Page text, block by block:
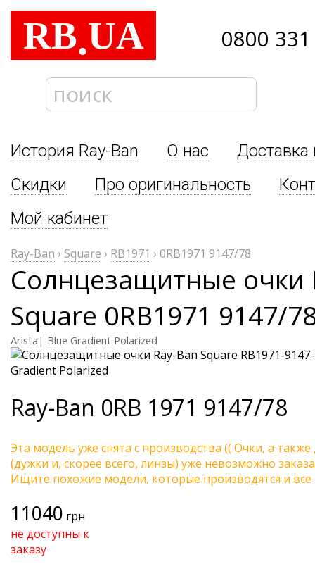
RB.UA 0800
История Ray-Ban О нас
Доставка
Скидки
Про оригинальность
Мой кабинет
Ray-Ban › Square › RB1971 › 0RB1971 9147/78
Солнцезащитные очки
Square 0RB1971 9147/
Arista| Blue Gradient Polarized
Ray-Ban 0RB 1971 9147/78
Эта модель уже снята с производства (( Очки, а
(дужки и, скорее всего, линзы) уже невозможно
Ищите похожие модели, которые производятся и
11040 грн
не доступны к
заказу